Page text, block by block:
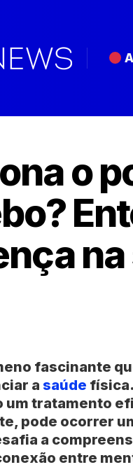
o
fascinante
a saúde
tratamento
pode ocorrer
a
entre